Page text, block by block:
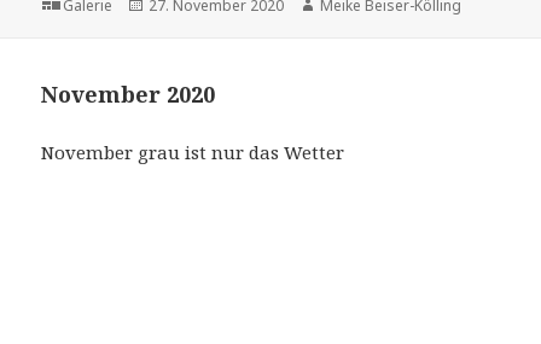
Galerie 27. November 2020 Meike Beiser-Kölling
November 2020
November grau ist nur das Wetter